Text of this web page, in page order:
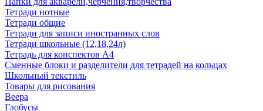
Тетради нотные
Тетради общие
Тетради для записи иностранных слов
Тетради школьные (12,18,24л)
Тетрадь для конспектов А4
Сменные блоки и разделители для тетрадей на кольцах
Школьный текстиль
Товары для рисования
Веера
Глобусы